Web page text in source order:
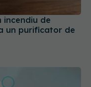
incendiu de
un purificator de